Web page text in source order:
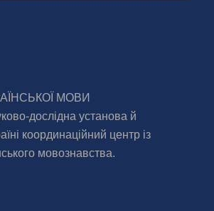
МОВИ
дослідна установа й
координаційний центр із
мовознавства.